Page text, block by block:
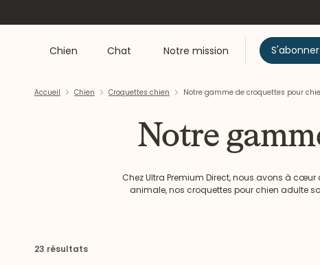
Chien Chat Notre mission S'abonner
Accueil Chien Croquettes chien Notre gamme de croquettes pour
Notre
Chez Ultra Premium Direct, nous avons à
animale, nos croquettes pour chien adulte
conçue sans colorant alimentaire
23 résultats